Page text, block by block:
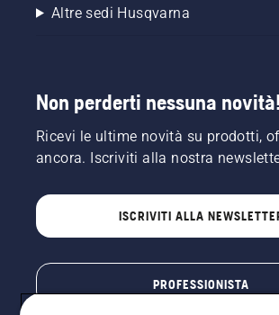
Altre sedi Husqvarna
Non perderti nessuna novità!
Ricevi le ultime novità su prodotti,
ancora. Iscriviti alla nostra
ISCRIVITI ALLA
PROFESSIONISTA